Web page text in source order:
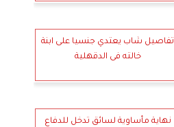
تفاصيل شاب يعتدي جنسيا على ابنة
خالته فى الدقهلية
نهاية مأساوية لسائق تدخل للدفاع